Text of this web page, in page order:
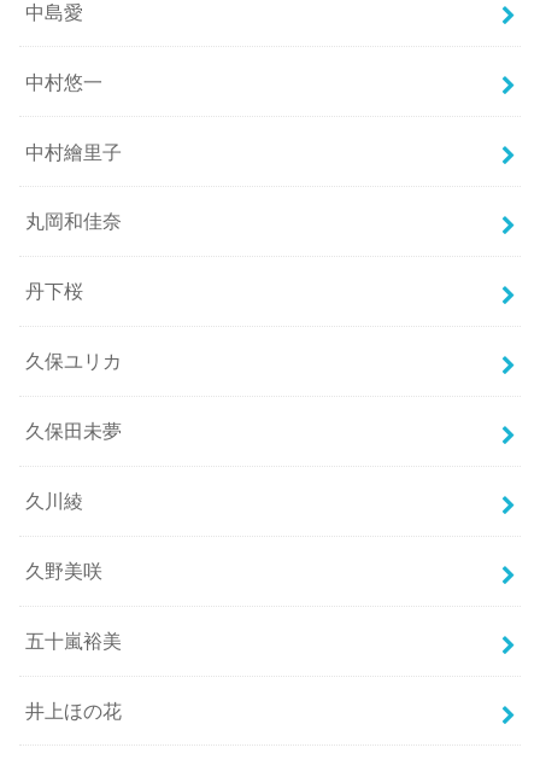
中島愛
中村悠一
中村繪里子
丸岡和佳奈
丹下桜
久保ユリカ
久保田未夢
久川綾
久野美咲
五十嵐裕美
井上ほの花